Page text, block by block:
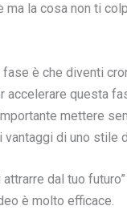
ma la cosa non ti
è che diventi
accelerare questa
mettere
vantaggi di uno stile
dal tuo
è molto efficace.